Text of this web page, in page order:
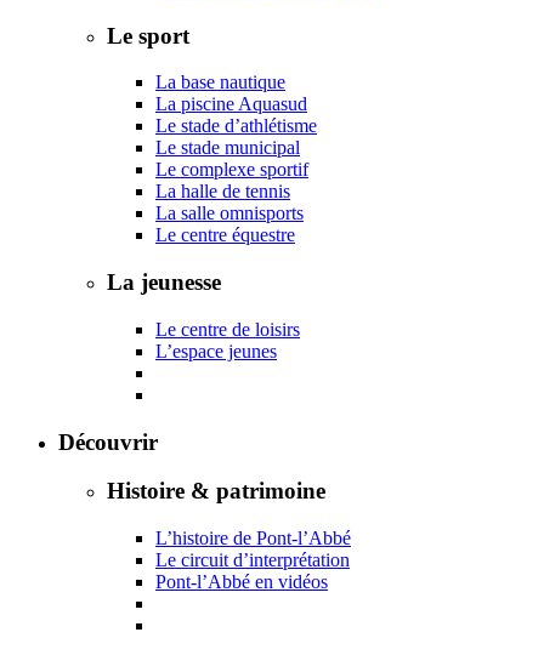
Le sport
La base nautique
La piscine Aquasud
Le stade d’athlétisme
Le stade municipal
Le complexe sportif
La halle de tennis
La salle omnisports
Le centre équestre
La jeunesse
Le centre de loisirs
L’espace jeunes
Découvrir
Histoire & patrimoine
L’histoire de Pont-l’Abbé
Le circuit d’interprétation
Pont-l’Abbé en vidéos